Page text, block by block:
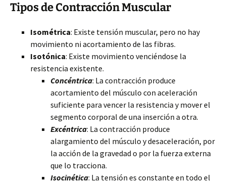
Tipos de Contracción Muscular
Isométrica: Existe tensión muscular, pero no hay
movimiento ni acortamiento de las fibras.
Isotónica: Existe movimiento venciéndose la
resistencia existente.
Concéntrica: La contracción produce
acortamiento del músculo con aceleración
suficiente para vencer la resistencia y mover el
segmento corporal de una inserción a otra.
Excéntrica: La contracción produce
alargamiento del músculo y desaceleración, por
la acción de la gravedad o por la fuerza externa
que lo tracciona.
Isocinética: La tensión es constante en todo el